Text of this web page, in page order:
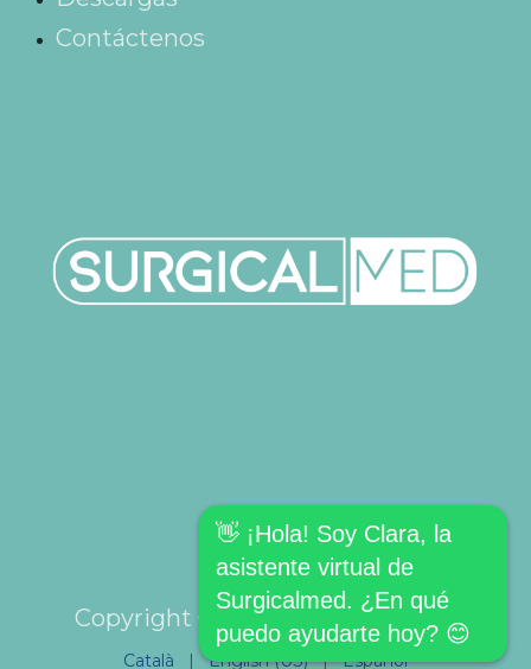
Contáctenos
Copyright © SURGICALMED SL.
Català English (US) | Español
👋 ¡Hola! Soy Clara, la
asistente virtual de
Surgicalmed. ¿En qué
puedo ayudarte hoy? 😊